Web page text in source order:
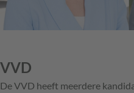
VVD
De VVD heeft meerdere